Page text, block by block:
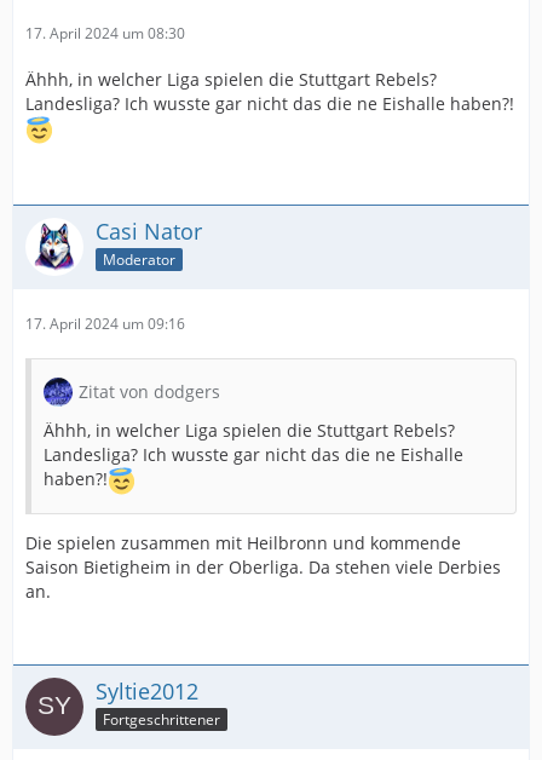
17. April 2024 um 08:30
Ähhh, in welcher Liga spielen die Stuttgart Rebels?
Landesliga? Ich wusste gar nicht das die ne Eishalle haben?!
Casi Nator
Moderator
17. April 2024 um 09:16
Zitat von dodgers
Ähhh, in welcher Liga spielen die Stuttgart Rebels?
Landesliga? Ich wusste gar nicht das die ne Eishalle
haben?!
Die spielen zusammen mit Heilbronn und kommende
Saison Bietigheim in der Oberliga. Da stehen viele Derbies
an.
Syltie2012
Fortgeschrittener